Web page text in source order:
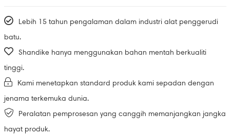
Lebih 15 tahun pengalaman dalam industri alat penggerudi
batu.
Shandike hanya menggunakan bahan mentah berkualiti
tinggi.
Kami menetapkan standard produk kami sepadan dengan
jenama terkemuka dunia.
Peralatan pemprosesan yang canggih memanjangkan jangka
hayat produk.